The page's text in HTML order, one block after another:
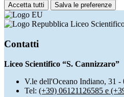
Accetta tutti Salva le preferenze
Liceo
Contatti
Liceo Scientifico “S. Cannizzaro”
V.le dell'Oceano Indiano, 31 -
Tel: (+39) 06121126585 e